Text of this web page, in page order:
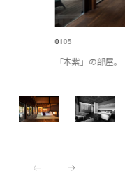
0105
「本紫」の部屋。